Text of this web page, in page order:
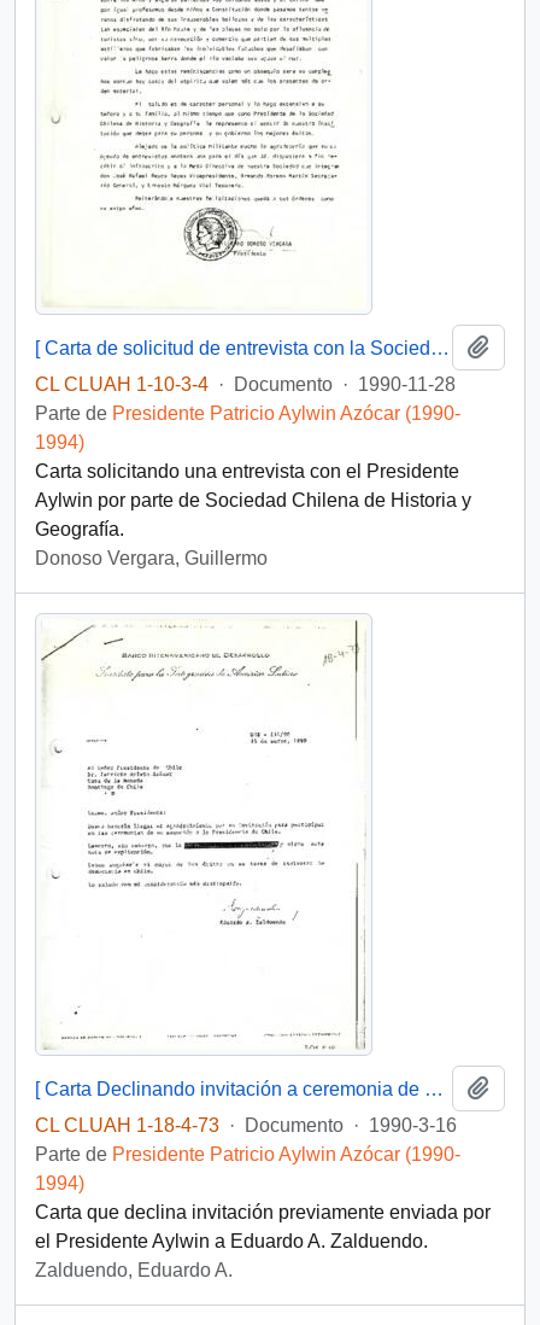
[ Carta de solicitud de entrevista con la Sociedad Chilena de Historia y Geografía].
CL CLUAH 1-10-3-4 · Documento · 1990-11-28
Parte de Presidente Patricio Aylwin Azócar (1990-
1994)
Carta solicitando una entrevista con el Presidente
Aylwin por parte de Sociedad Chilena de Historia y
Geografía.
Donoso Vergara, Guillermo
[ Carta Declinando invitación a ceremonia de asunción de la Presidencia de Chile].
CL CLUAH 1-18-4-73 · Documento · 1990-3-16
Parte de Presidente Patricio Aylwin Azócar (1990-
1994)
Carta que declina invitación previamente enviada por
el Presidente Aylwin a Eduardo A. Zalduendo.
Zalduendo, Eduardo A.